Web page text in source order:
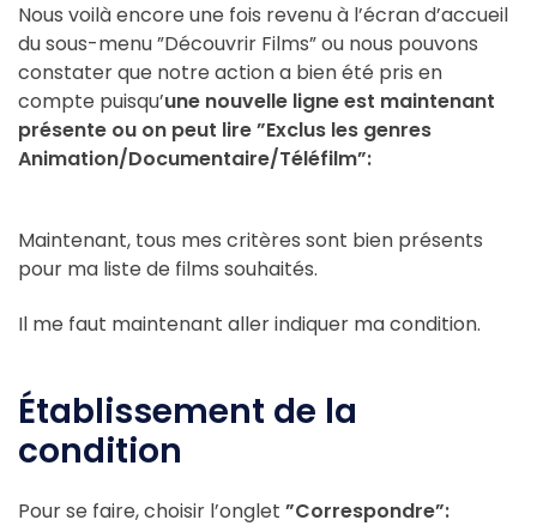
Nous voilà encore une fois revenu à l’écran d’accueil
du sous-menu ”Découvrir Films” ou nous pouvons
constater que notre action a bien été pris en
compte puisqu’une nouvelle ligne est maintenant
présente ou on peut lire ”Exclus les genres
Animation/Documentaire/Téléfilm”:
Maintenant, tous mes critères sont bien présents
pour ma liste de films souhaités.
Il me faut maintenant aller indiquer ma condition.
Établissement de la
condition
Pour se faire, choisir l’onglet ”Correspondre”: